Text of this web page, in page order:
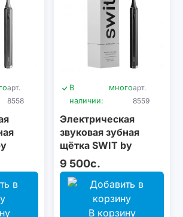
арт.
8558
В
наличии:
многоарт.
8559
Электрическая
звуковая зубная
щётка SWIT by
Revyline RL 090
Graphite
9 500с.
В корзину